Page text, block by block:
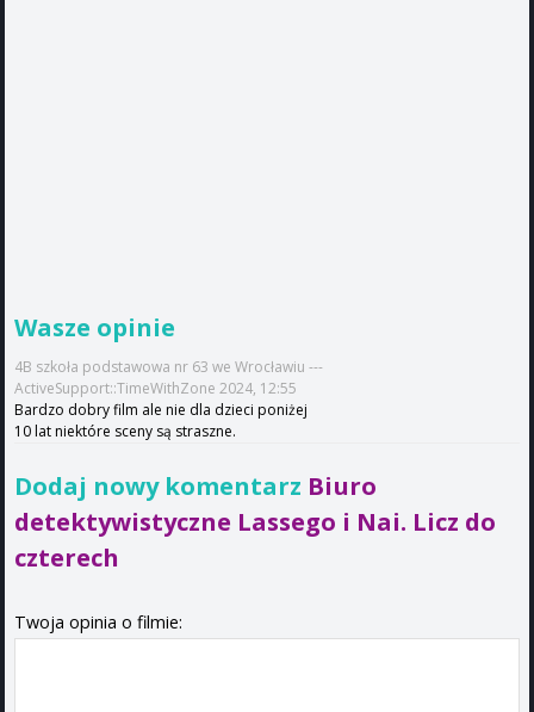
Wasze opinie
4B szkoła podstawowa nr 63 we Wrocławiu ---
ActiveSupport::TimeWithZone 2024, 12:55
Bardzo dobry film ale nie dla dzieci poniżej
10 lat niektóre sceny są straszne.
Dodaj nowy komentarz Biuro
detektywistyczne Lassego i Nai. Licz do
czterech
Twoja opinia o filmie: